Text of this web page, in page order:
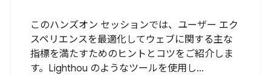
このハンズオン セッションでは、ユーザー エク
スペリエンスを最適化してウェブに関する主な
指標を満たすためのヒントとコツをご紹介しま
す。Lighthou のようなツールを使用し...